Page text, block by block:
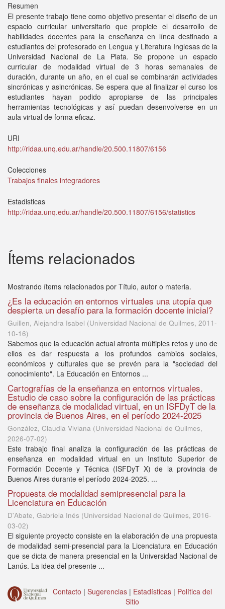
Resumen
El presente trabajo tiene como objetivo presentar el diseño de un
espacio curricular universitario que propicie el desarrollo de
habilidades docentes para la enseñanza en línea destinado a
estudiantes del profesorado en Lengua y Literatura Inglesas de la
Universidad Nacional de La Plata. Se propone un espacio
curricular de modalidad virtual de 3 horas semanales de
duración, durante un año, en el cual se combinarán actividades
sincrónicas y asincrónicas. Se espera que al finalizar el curso los
estudiantes hayan podido apropiarse de las principales
herramientas tecnológicas y así puedan desenvolverse en un
aula virtual de forma eficaz.
URI
http://ridaa.unq.edu.ar/handle/20.500.11807/6156
Colecciones
Trabajos finales integradores
Estadisticas
http://ridaa.unq.edu.ar/handle/20.500.11807/6156/statistics
Ítems relacionados
Mostrando ítems relacionados por Título, autor o materia.
¿Es la educación en entornos virtuales una utopía que
despierta un desafío para la formación docente inicial?
Guillen, Alejandra Isabel (Universidad Nacional de Quilmes, 2011-
10-16)
Sabemos que la educación actual afronta múltiples retos y uno de
ellos es dar respuesta a los profundos cambios sociales,
económicos y culturales que se prevén para la "sociedad del
conocimiento". La Educación en Entornos ...
Cartografías de la enseñanza en entornos virtuales.
Estudio de caso sobre la configuración de las prácticas
de enseñanza de modalidad virtual, en un ISFDyT de la
provincia de Buenos Aires, en el período 2024-2025
González, Claudia Viviana (Universidad Nacional de Quilmes,
2026-07-02)
Este trabajo final analiza la configuración de las prácticas de
enseñanza en modalidad virtual en un Instituto Superior de
Formación Docente y Técnica (ISFDyT X) de la provincia de
Buenos Aires durante el período 2024-2025. ...
Propuesta de modalidad semipresencial para la
Licenciatura en Educación
D'Abate, Gabriela Inés (Universidad Nacional de Quilmes, 2016-
03-02)
El siguiente proyecto consiste en la elaboración de una propuesta
de modalidad semi-presencial para la Licenciatura en Educación
que se dicta de manera presencial en la Universidad Nacional de
Lanús. La idea del presente ...
Contacto | Sugerencias | Estadísticas | Política del
Sitio